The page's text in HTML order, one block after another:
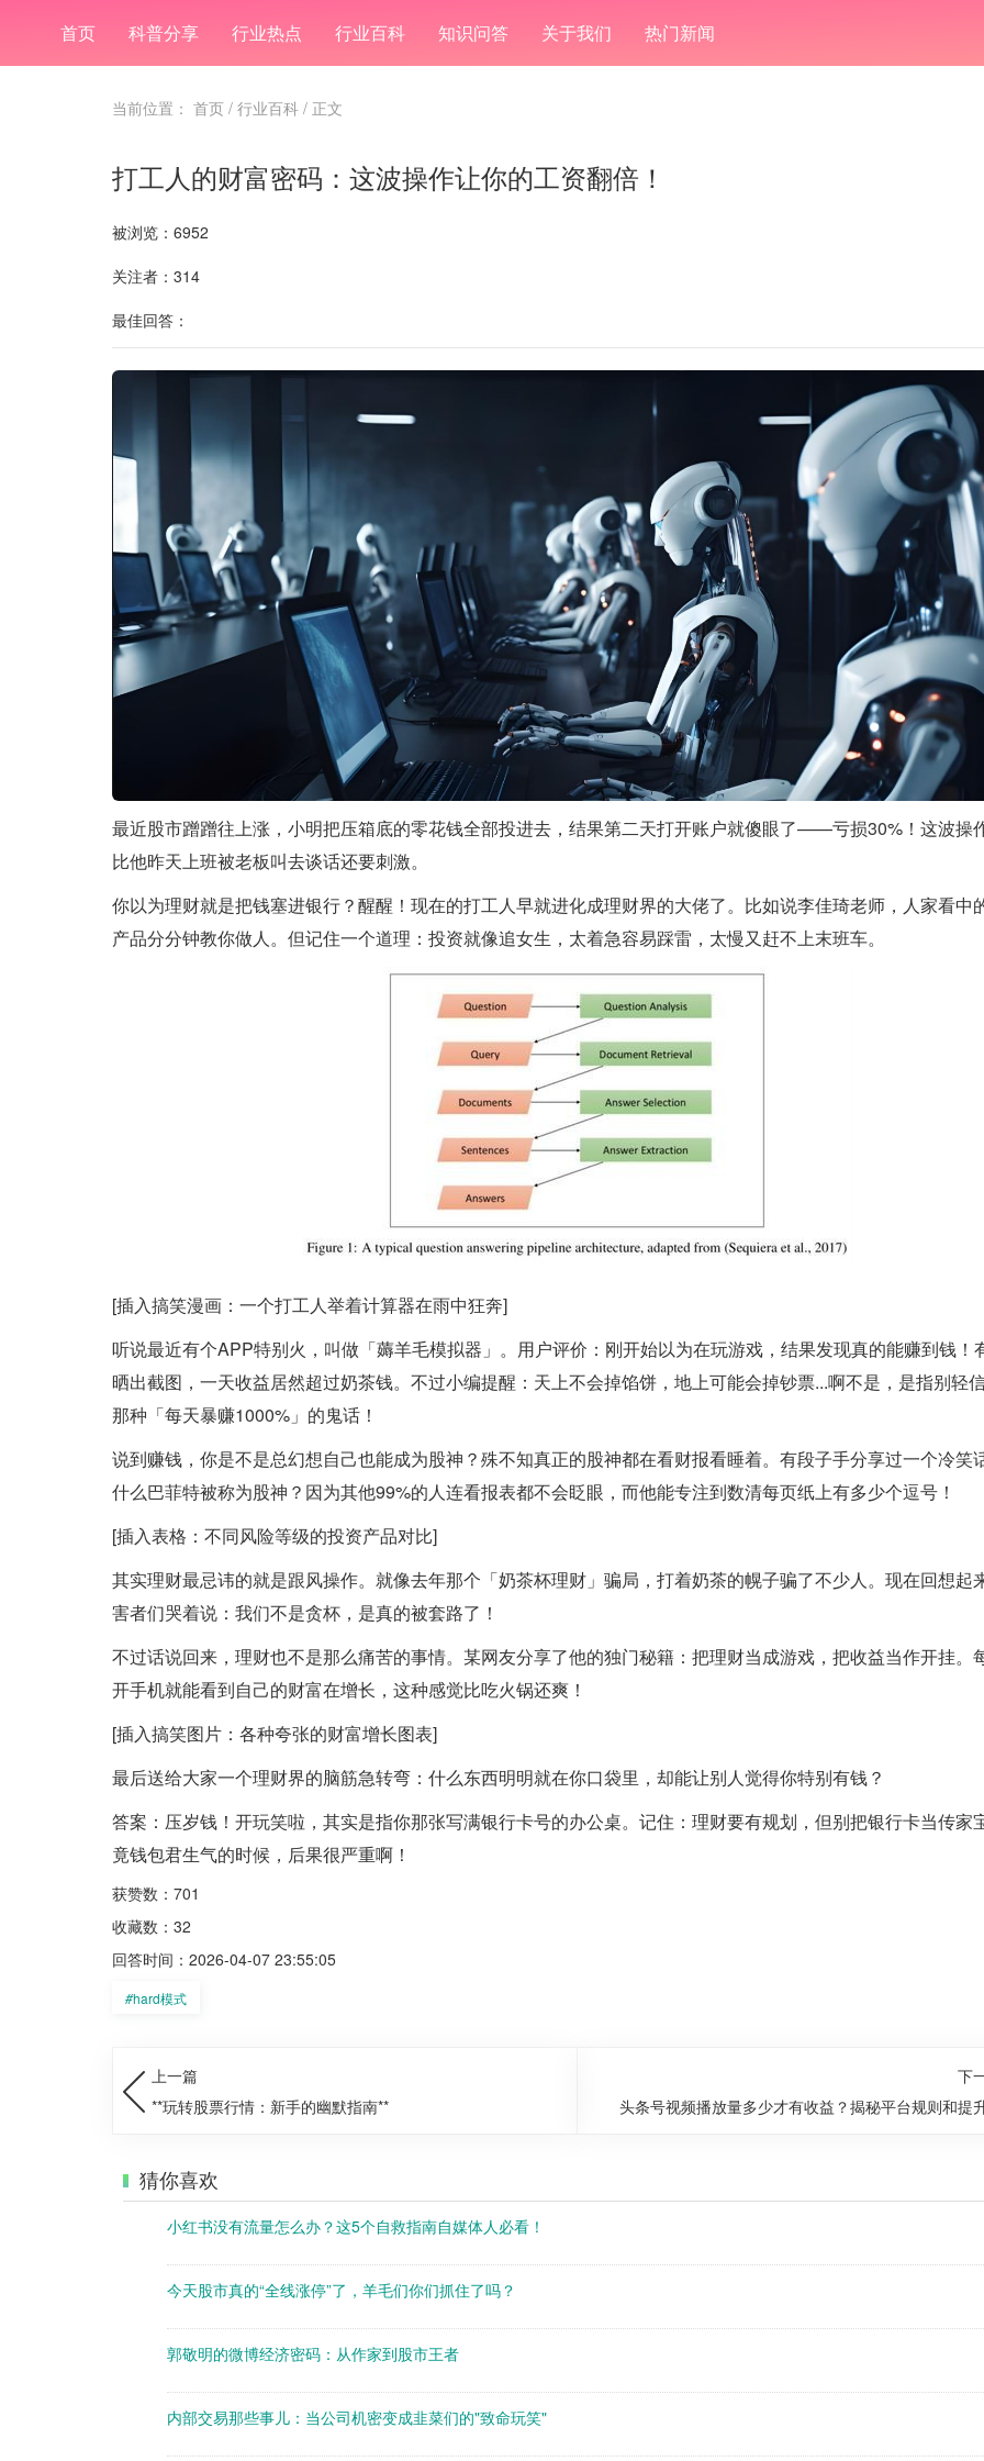
首页 科普分享 行业热点 行业百科 知识问答 关于我们 热门新闻
当前位置： 首页 / 行业百科 / 正文
打工人的财富密码：这波操作让你的工资翻倍！
被浏览：6952
关注者：314
最佳回答：
最近股市蹭蹭往上涨，小明把压箱底的零花钱全部投进去，结果第二天打开账户就傻眼了——亏损30%！这波操
比他昨天上班被老板叫去谈话还要刺激。
你以为理财就是把钱塞进银行？醒醒！现在的打工人早就进化成理财界的大佬了。比如说李佳琦老师，人家看中
产品分分钟教你做人。但记住一个道理：投资就像追女生，太着急容易踩雷，太慢又赶不上末班车。
[插入搞笑漫画：一个打工人举着计算器在雨中狂奔]
听说最近有个APP特别火，叫做「薅羊毛模拟器」。用户评价：刚开始以为在玩游戏，结果发现真的能赚到钱！
晒出截图，一天收益居然超过奶茶钱。不过小编提醒：天上不会掉馅饼，地上可能会掉钞票...啊不是，是指别轻
那种「每天暴赚1000%」的鬼话！
说到赚钱，你是不是总幻想自己也能成为股神？殊不知真正的股神都在看财报看睡着。有段子手分享过一个冷笑
什么巴菲特被称为股神？因为其他99%的人连看报表都不会眨眼，而他能专注到数清每页纸上有多少个逗号！
[插入表格：不同风险等级的投资产品对比]
其实理财最忌讳的就是跟风操作。就像去年那个「奶茶杯理财」骗局，打着奶茶的幌子骗了不少人。现在回想起
害者们哭着说：我们不是贪杯，是真的被套路了！
不过话说回来，理财也不是那么痛苦的事情。某网友分享了他的独门秘籍：把理财当成游戏，把收益当作开挂。
开手机就能看到自己的财富在增长，这种感觉比吃火锅还爽！
[插入搞笑图片：各种夸张的财富增长图表]
最后送给大家一个理财界的脑筋急转弯：什么东西明明就在你口袋里，却能让别人觉得你特别有钱？
答案：压岁钱！开玩笑啦，其实是指你那张写满银行卡号的办公桌。记住：理财要有规划，但别把银行卡当传家
竟钱包君生气的时候，后果很严重啊！
获赞数：701
收藏数：32
回答时间：2026-04-07 23:55:05
#hard模式
上一篇
**玩转股票行情：新手的幽默指南**
下
头条号视频播放量多少才有收益？揭秘平台规则和提
猜你喜欢
小红书没有流量怎么办？这5个自救指南自媒体人必看！​
今天股市真的“全线涨停”了，羊毛们你们抓住了吗？
郭敬明的微博经济密码：从作家到股市王者
内部交易那些事儿：当公司机密变成韭菜们的"致命玩笑"